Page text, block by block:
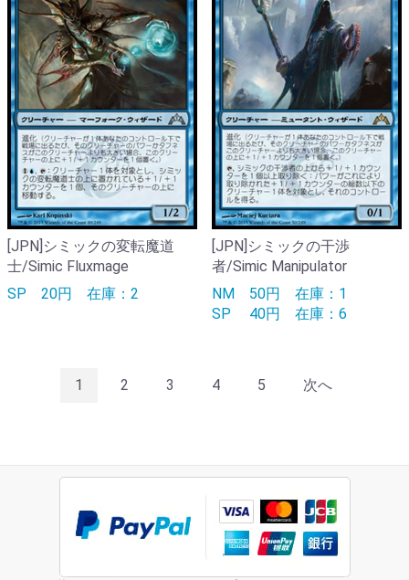
[JPN]シミックの変転魔道
士/Simic Fluxmage
SP 20円 在庫：2
[JPN]シミックの干渉
者/Simic Manipulator
NM 50円 在庫：1
SP
40円 在庫：6
1 2 3 4 5 次へ